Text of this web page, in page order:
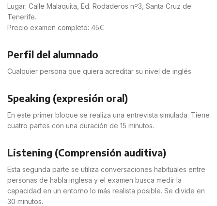
Lugar: Calle Malaquita, Ed. Rodaderos nº3, Santa Cruz de
Tenerife.
Precio examen completo: 45€
Perfil del alumnado
Cualquier persona que quiera acreditar su nivel de inglés.
Speaking (expresión oral)
En este primer bloque se realiza una entrevista simulada. Tiene
cuatro partes con una duración de 15 minutos.
Listening (Comprensión auditiva)
Esta segunda parte se utiliza conversaciones habituales entre
personas de habla inglesa y el examen busca medir la
capacidad en un entorno lo más realista posible. Se divide en
30 minutos.